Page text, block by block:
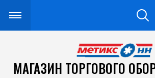
МАГАЗИН ТОРГОВОГО